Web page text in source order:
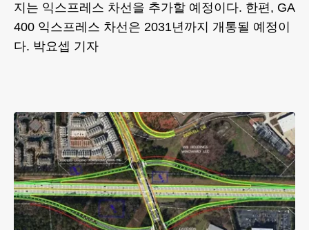
지는 익스프레스 차선을 추가할 예정이다. 한편, GA
400 익스프레스 차선은 2031년까지 개통될 예정이
다. 박요셉 기자